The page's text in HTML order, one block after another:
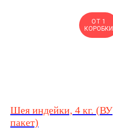
ОТ 1
КОРОБКИ
Шея индейки, 4 кг. (ВУ
пакет)